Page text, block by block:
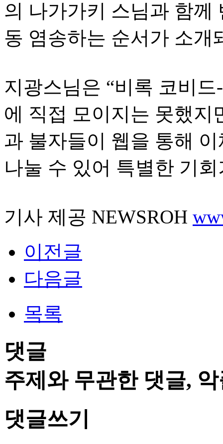
의 나가가키 스님과 함께
동 염송하는 순서가 소개
지광스님은 “비록 코비
에 직접 모이지는 못했지
과 불자들이 웹을 통해
나눌 수 있어 특별한 기
기사 제공 NEWSROH
이전글
다음글
목록
댓글
주제와 무관한 댓글,
댓글쓰기